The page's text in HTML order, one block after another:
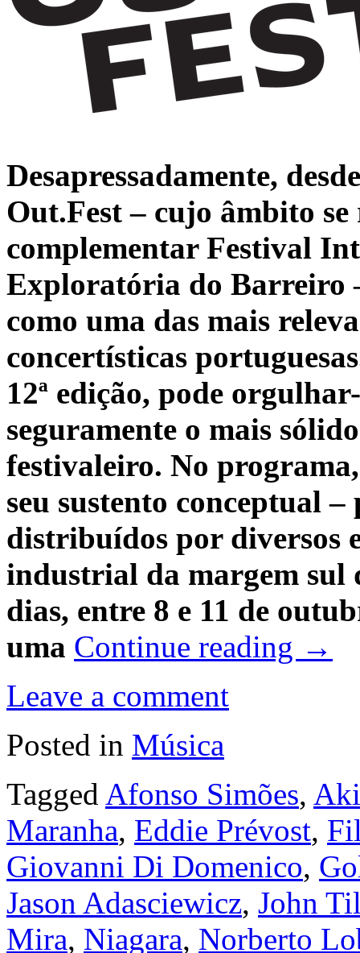
Desapressadamente,
Out.Fest – cujo âmbito
complementar Festival
Exploratória do Barreiro
como uma das mais
concertísticas
12ª edição, pode
seguramente o mais
festivaleiro. No
seu sustento conceptual
distribuídos por diversos
industrial da margem sul
dias, entre 8 e 11 de
uma Continue reading →
Leave a comment
Posted in Música
Tagged Afonso Simões,
Maranha, Eddie Prévost,
Giovanni Di Domenico,
Jason Adasciewicz, John
Mira, Niagara, Norberto